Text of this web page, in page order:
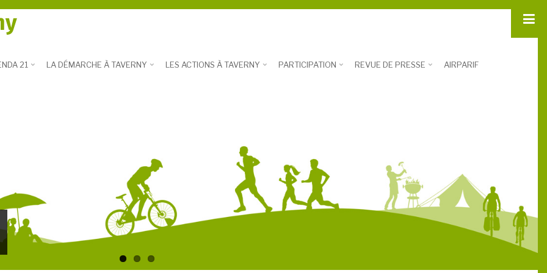
21 LA DÉMARCHE À TAVERNY LES ACTIONS À TAVERNY PARTICIPATION REVUE DE PRESSE AIRPARIF